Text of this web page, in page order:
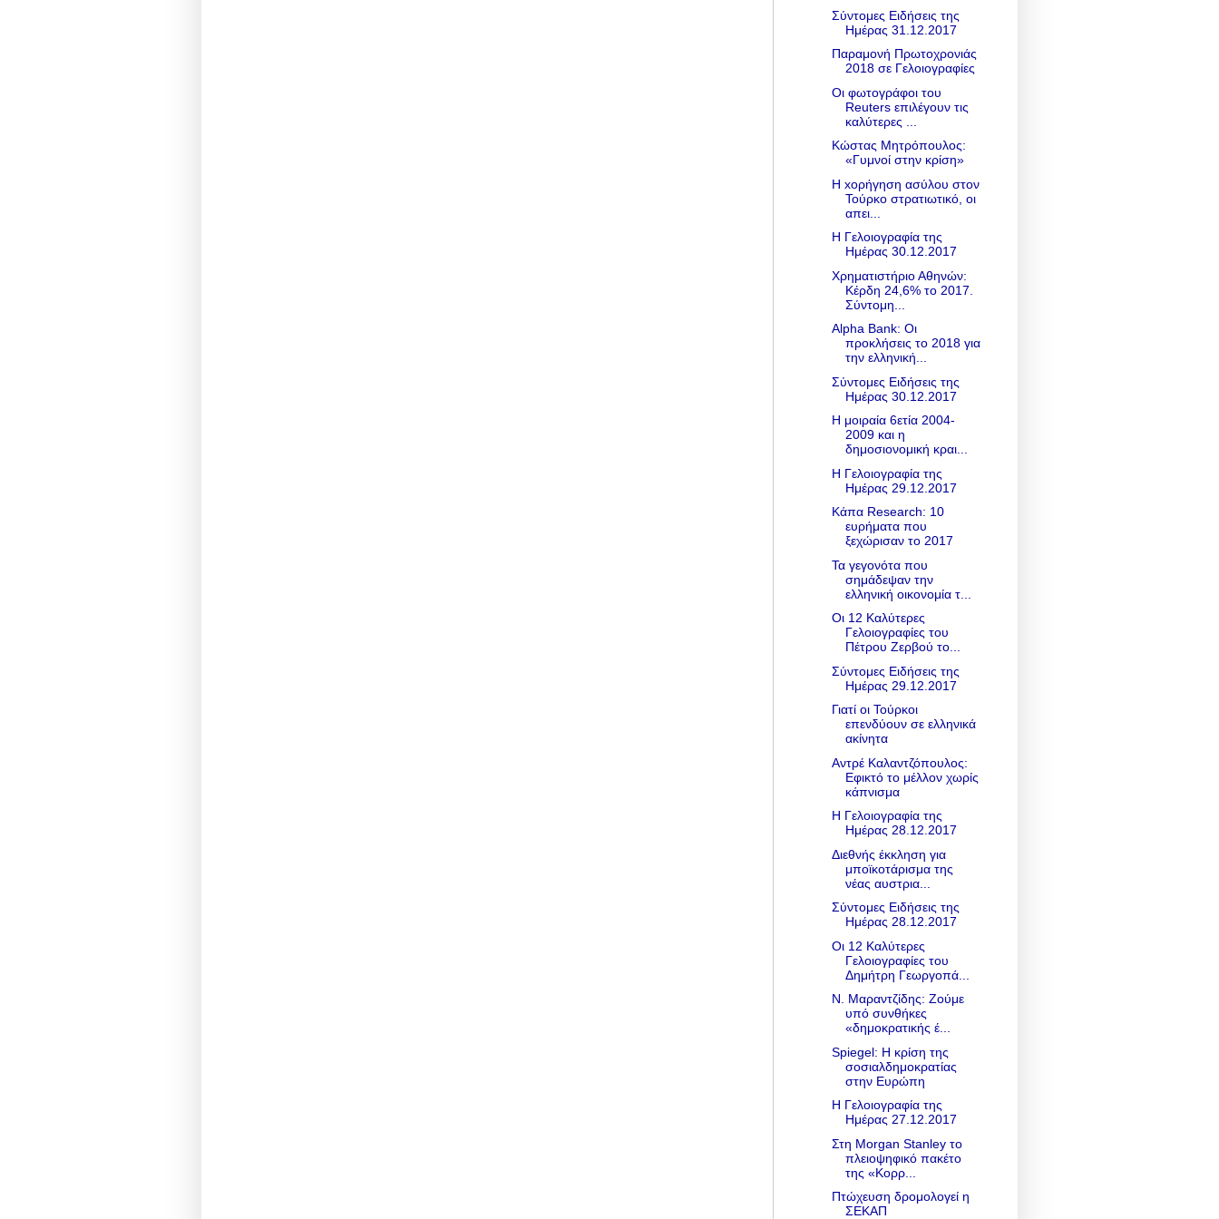
Σύντομες Ειδήσεις της
Ημέρας 31.12.2017
Παραμονή Πρωτοχρονιάς
2018 σε Γελοιογραφίες
Οι φωτογράφοι του
Reuters επιλέγουν τις
καλύτερες ...
Κώστας Μητρόπουλος:
«Γυμνοί στην κρίση»
H xορήγηση ασύλου στον
Τούρκο στρατιωτικό, οι
απει...
Η Γελοιογραφία της
Ημέρας 30.12.2017
Χρηματιστήριο Αθηνών:
Κέρδη 24,6% το 2017.
Σύντομη...
Alpha Bank: Οι
προκλήσεις το 2018 για
την ελληνική...
Σύντομες Ειδήσεις της
Ημέρας 30.12.2017
Η μοιραία 6ετία 2004-
2009 και η
δημοσιονομική κραι...
Η Γελοιογραφία της
Ημέρας 29.12.2017
Κάπα Research: 10
ευρήματα που
ξεχώρισαν το 2017
Τα γεγονότα που
σημάδεψαν την
ελληνική οικονομία τ...
Οι 12 Καλύτερες
Γελοιογραφίες του
Πέτρου Ζερβού το...
Σύντομες Ειδήσεις της
Ημέρας 29.12.2017
Γιατί οι Τούρκοι
επενδύουν σε ελληνικά
ακίνητα
Αντρέ Καλαντζόπουλος:
Εφικτό το μέλλον χωρίς
κάπνισμα
Η Γελοιογραφία της
Ημέρας 28.12.2017
Διεθνής έκκληση για
μποϊκοτάρισμα της
νέας αυστρια...
Σύντομες Ειδήσεις της
Ημέρας 28.12.2017
Οι 12 Καλύτερες
Γελοιογραφίες του
Δημήτρη Γεωργοπά...
Ν. Μαραντζίδης: Zούμε
υπό συνθήκες
«δημοκρατικής έ...
Spiegel: Η κρίση της
σοσιαλδημοκρατίας
στην Ευρώπη
Η Γελοιογραφία της
Ημέρας 27.12.2017
Στη Morgan Stanley το
πλειοψηφικό πακέτο
της «Κορρ...
Πτώχευση δρομολογεί η
ΣΕΚΑΠ